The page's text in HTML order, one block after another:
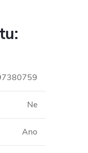
Ne
Ano